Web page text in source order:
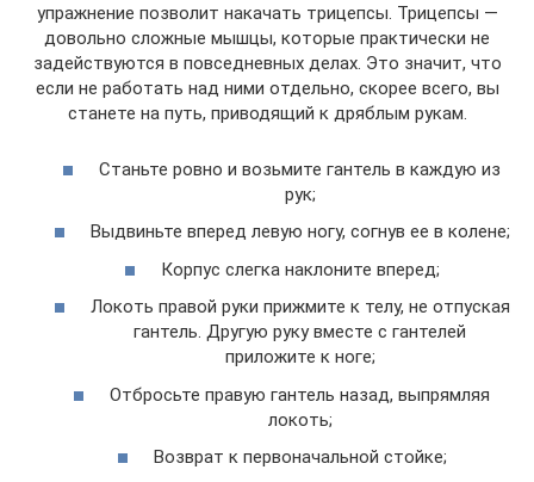
упражнение позволит накачать трицепсы. Трицепсы —
довольно сложные мышцы, которые практически не
задействуются в повседневных делах. Это значит, что
если не работать над ними отдельно, скорее всего, вы
станете на путь, приводящий к дряблым рукам.
Станьте ровно и возьмите гантель в каждую из
рук;
Выдвиньте вперед левую ногу, согнув ее в колене;
Корпус слегка наклоните вперед;
Локоть правой руки прижмите к телу, не отпуская
гантель. Другую руку вместе с гантелей
приложите к ноге;
Отбросьте правую гантель назад, выпрямляя
локоть;
Возврат к первоначальной стойке;